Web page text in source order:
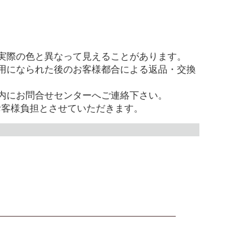
の色と異なって見えることがあります。
なられた後のお客様都合による返品・交換
お問合せセンターへご連絡下さい。
様負担とさせていただきます。